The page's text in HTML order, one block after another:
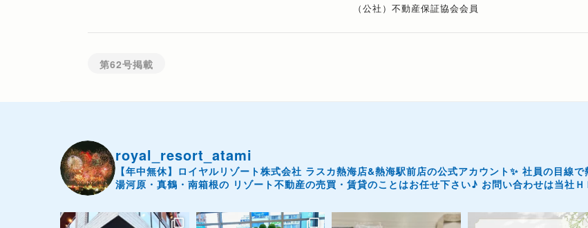
（公社）不動産保証協会会員
第62号掲載
royal_resort_atami
【年中無休】ロイヤルリゾート株式会社 ラスカ熱海店&熱海駅前店の公式アカウント✨ 社員の目線で
湯河原・真鶴・南箱根の リゾート不動産の売買・賃貸のことはお任せ下さい♪ お問い合わせは当社